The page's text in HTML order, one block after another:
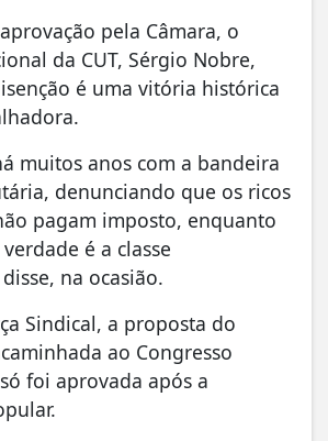
pela Câmara, o
da CUT, Sérgio Nobre,
é uma vitória histórica
muitos anos com a bandeira
denunciando que os ricos
pagam imposto, enquanto
é a classe
na ocasião.
Sindical, a proposta do
ao Congresso
foi aprovada após a